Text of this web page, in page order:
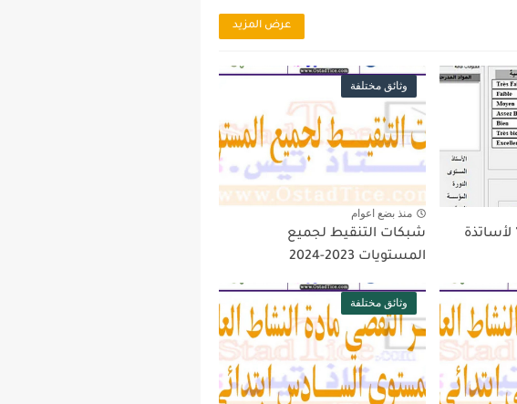
عرض المزيد
وثائق مختلفة
منذ بضع اعوام
شبكات التنقيط لجميع
المستويات 2023-2024
وثائق مختلفة